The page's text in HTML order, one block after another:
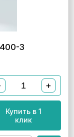
3
+
Купить в 1
клик